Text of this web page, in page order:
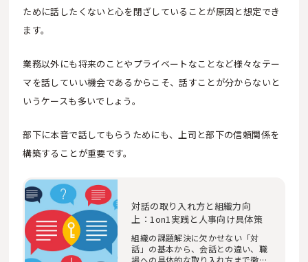
ために話したくないと心を閉ざしていることが原因と想定でき
ます。
業務以外にも将来のことやプライベートなことなど様々なテー
マを話していい機会であるからこそ、話すことが分からないと
いうケースも多いでしょう。
部下に本音で話してもらうためにも、上司と部下の信頼関係を
構築することが重要です。
対話の取り入れ方と組織力向
上：1on1実践と人事向け具体策
組織の課題解決に欠かせない「対
話」の基本から、会話との違い、職
場への具体的な取り入れ方まで徹底